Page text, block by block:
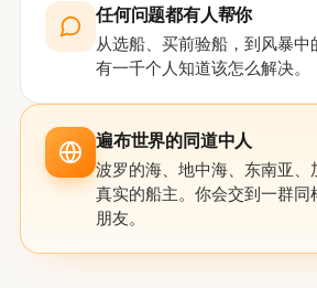
任何问题都有人帮你
从选船、买前验船，到风暴
有一千个人知道该怎么解决。
遍布世界的同道中人
波罗的海、地中海、东南亚、
真实的船主。你会交到一群同
朋友。